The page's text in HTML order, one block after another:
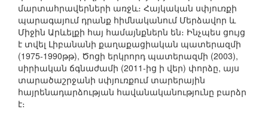
մարտահրավերների առջև։ Հայկական սփյուռքի
պարագայում դրանք հիմնականում Մերձավոր և
Միջին Արևելքի հայ համայնքներն են։ Ինչպես ցույց
է տվել Լիբանանի քաղաքացիական պատերազմի
(1975-1990թթ), Ծոցի երկրորդ պատերազմի (2003),
սիրիական ճգնաժամի (2011-ից ի վեր) փորձը, այս
տարածաշրջանի սփյուռքում տարերային
հայրենադարձության հավանականությունը բարձր
է։